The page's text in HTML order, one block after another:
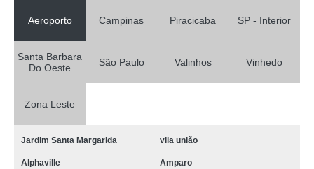
Aeroporto Campinas Piracicaba SP - Interior
Santa Barbara
Do Oeste
São Paulo Valinhos Vinhedo
Zona Leste
Jardim Santa Margarida vila união
Alphaville Amparo